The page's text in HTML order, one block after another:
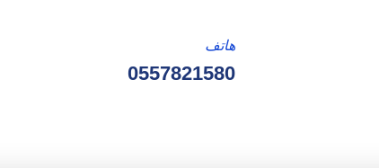
هاتف
0557821580